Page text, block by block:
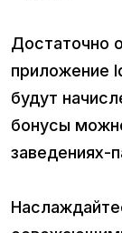
Достаточно
приложение
будут
бонусы
заведениях-